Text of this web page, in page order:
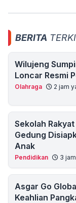
BERITA
Wilujeng
Loncar Resmi
Olahraga 2 jam
Sekolah
Gedung
Anak
Pendidikan 3
Asgar Go
Keahlian